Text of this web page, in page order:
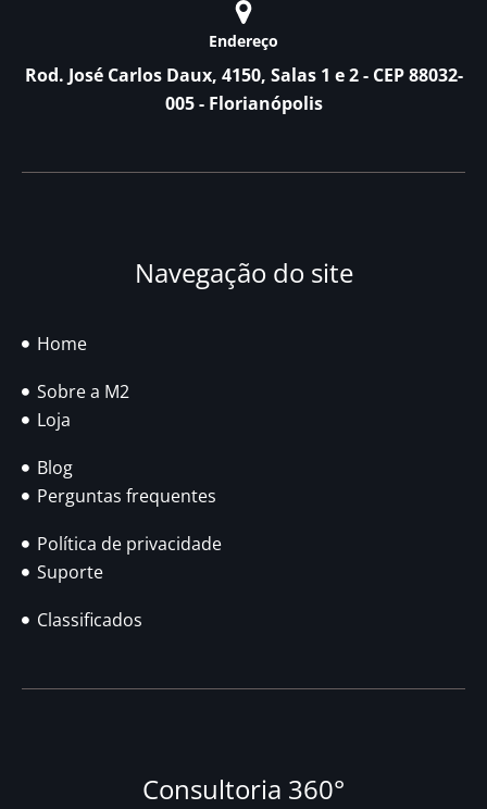
Endereço
Rod. José Carlos Daux, 4150, Salas 1 e 2 - CEP 88032-
005 - Florianópolis
Navegação do site
Home
Sobre a M2
Loja
Blog
Perguntas frequentes
Política de privacidade
Suporte
Classificados
Consultoria 360°